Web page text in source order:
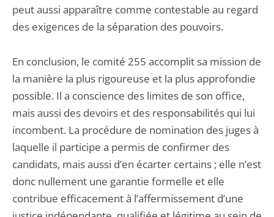
peut aussi apparaître comme contestable au regard
des exigences de la séparation des pouvoirs.
En conclusion, le comité 255 accomplit sa mission de
la manière la plus rigoureuse et la plus approfondie
possible. Il a conscience des limites de son office,
mais aussi des devoirs et des responsabilités qui lui
incombent. La procédure de nomination des juges à
laquelle il participe a permis de confirmer des
candidats, mais aussi d’en écarter certains ; elle n’est
donc nullement une garantie formelle et elle
contribue efficacement à l’affermissement d’une